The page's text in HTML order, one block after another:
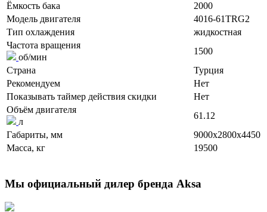
Ёмкость бака
2000
Модель двигателя
4016-61TRG2
Тип охлаждения
жидкостная
Частота вращения
об/мин
1500
Страна
Турция
Рекомендуем
Нет
Показывать таймер действия скидки
Нет
Объём двигателя
л
61.12
Габариты, мм
9000x2800x4450
Масса, кг
19500
Мы официальный дилер бренда Aksa